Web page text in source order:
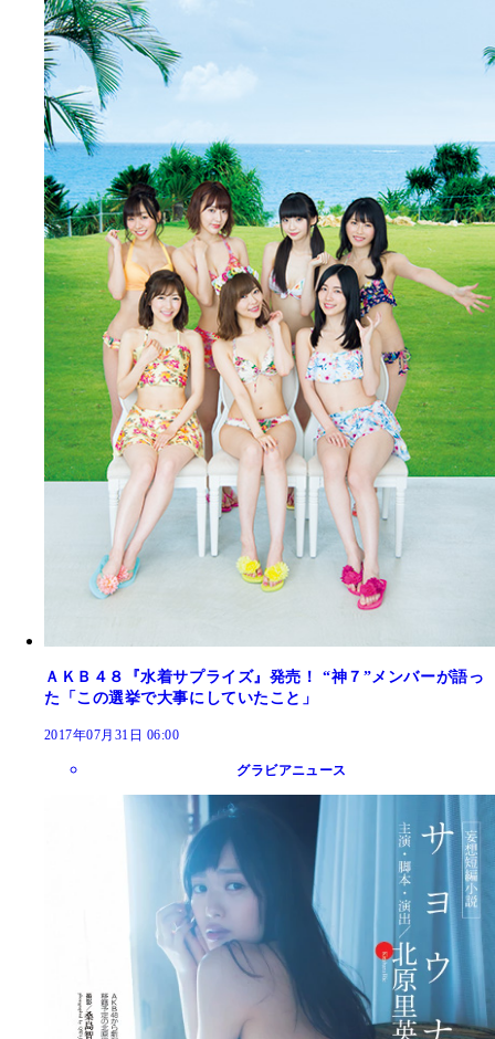
ＡＫＢ４８『水着サプライズ』発売！ “神７”メンバーが語っ
た「この選挙で大事にしていたこと」
2017年07月31日 06:00
グラビアニュース